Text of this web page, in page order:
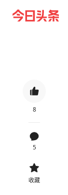
8
5
收藏